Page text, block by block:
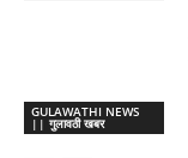
GULAWATHI NEWS
|| गुलावठी खबर